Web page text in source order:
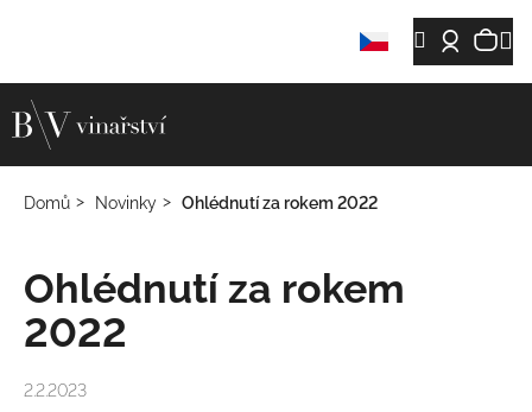
Hledat
Domů Novinky Ohlédnutí za rokem 2022
Ohlédnutí za rokem
2022
2.2.2023
š
k C
o
p
ř
e
b
u